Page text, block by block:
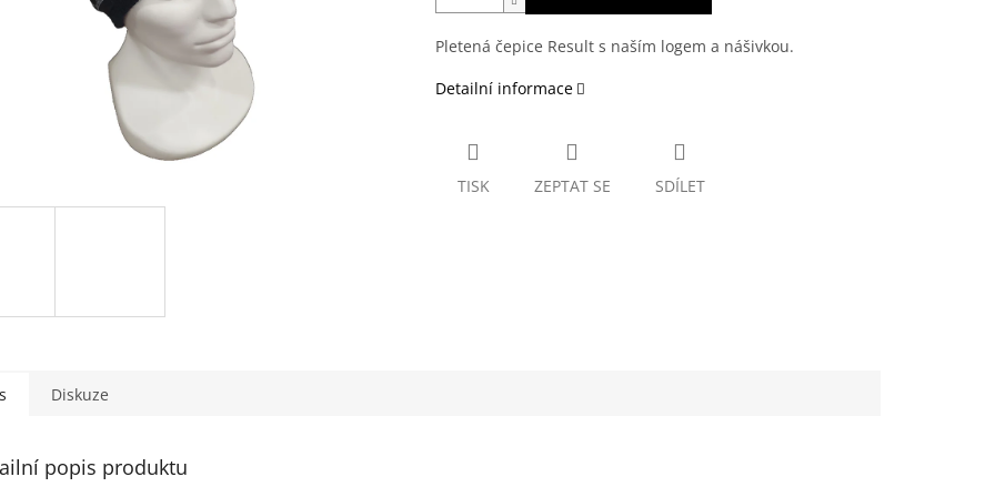
Pletená čepice Result s naším logem a nášivkou.
Detailní informace
TISK ZEPTAT SE SDÍLET
Diskuze
popis produktu